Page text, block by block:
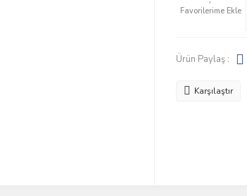
Ürün Paylaş :
Karşılaştır